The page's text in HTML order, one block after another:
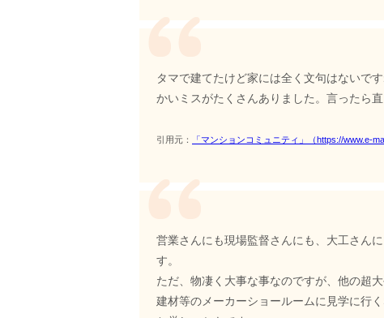
タマで建てたけど家には全く文句はないで
かいミスがたくさんありました。言ったら
引用元： 「マンションコミュニティ」（https://www.e-
営業さんにも現場監督さんにも、大工さん
す。
ただ、物凄く大事な事なのですが、他の超
建材等のメーカーショールームに見学に行